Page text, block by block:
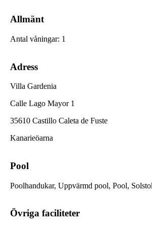
Allmänt
Antal våningar: 1
Adress
Villa Gardenia
Calle Lago Mayor 1
35610 Castillo Caleta de Fuste
Kanarieöarna
Pool
Poolhandukar, Uppvärmd pool, Pool,
Övriga faciliteter